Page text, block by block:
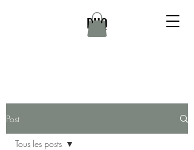
DHQ
Post
Tous les posts